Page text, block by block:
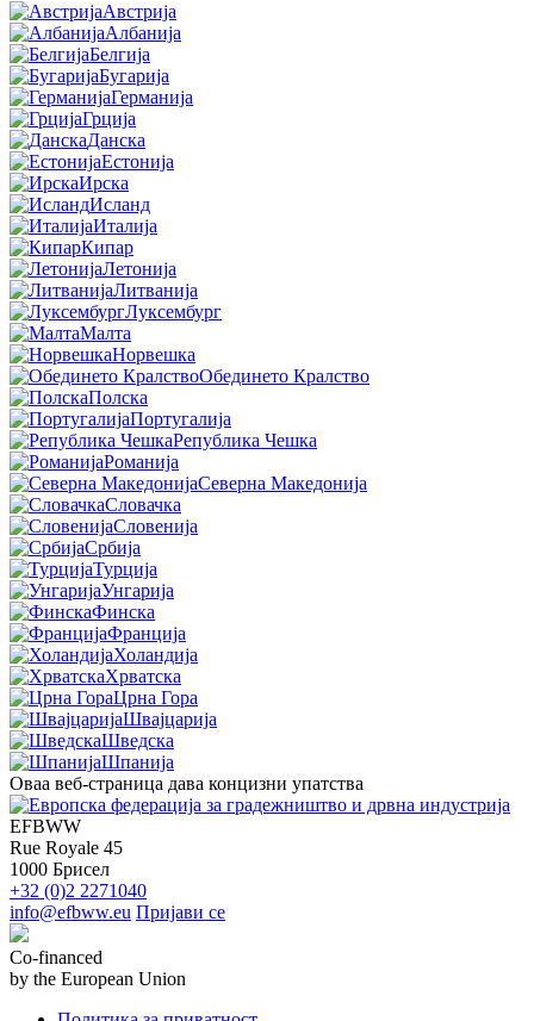
Австрија
Албанија
Белгија
Бугарија
Германија
Грција
Данска
Естонија
Ирска
Исланд
Италија
Кипар
Летонија
Литванија
Луксембург
Малта
Норвешка
Обединето Кралство
Полска
Португалија
Република Чешка
Романија
Северна Македонија
Словачка
Словенија
Србија
Турција
Унгарија
Финска
Франција
Холандија
Хрватска
Црна Гора
Швајцарија
Шведска
Шпанија
Оваа веб-страница дава концизни упатства
EFBWW
Rue Royale 45
1000 Брисел
+32 (0)2 2271040
info@efbww.eu Пријави се
Co-financed
by the European Union